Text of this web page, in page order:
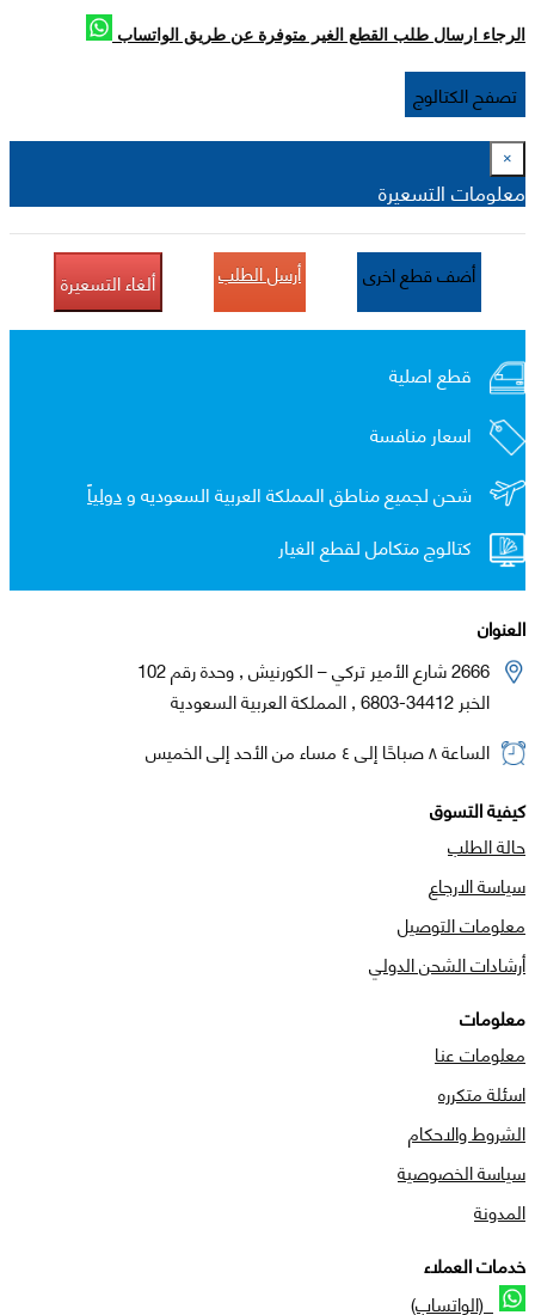
الرجاء ارسال طلب القطع الغير متوفرة عن طريق الواتساب
تصفح الكتالوج
×
معلومات التسعيرة
أضف قطع اخرى أرسل الطلب ألغاء التسعيرة
قطع اصلية
اسعار منافسة
شحن لجميع مناطق المملكة العربية السعوديه ودولياً
كتالوج متكامل لقطع الغيار
العنوان
2666 شارع الأمير تركي – الكورنيش , وحدة رقم 102
الخبر 34412-6803 , المملكة العربية السعودية
الساعة ٨ صباحًا إلى ٤ مساء من الأحد إلى الخميس
كيفية التسوق
حالة الطلب
سياسة الارجاع
معلومات التوصيل
أرشادات الشحن الدولي
معلومات
معلومات عنا
اسئلة متكرره
الشروط والاحكام
سياسة الخصوصية
المدونة
خدمات العملاء
(الواتساب)